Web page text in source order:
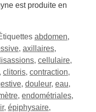
est produite en
abdomen,
, axillaires,
, cellulaire,
, clitoris, contraction,
, douleur, eau,
, endométriales,
, épiphysaire,